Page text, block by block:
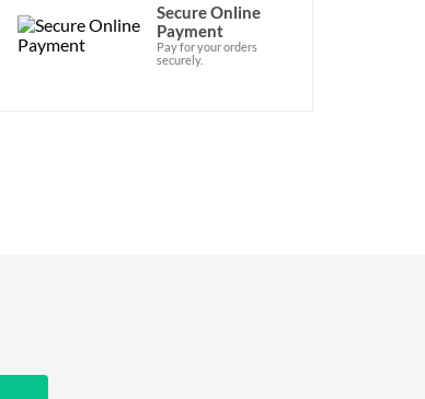
Secure Online
Payment
Pay for your orders
securely.